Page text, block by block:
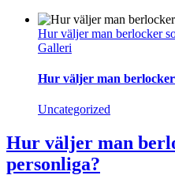
Hur väljer man berlocker
Galleri
Hur väljer man
Uncategorized
Hur väljer man
personliga?